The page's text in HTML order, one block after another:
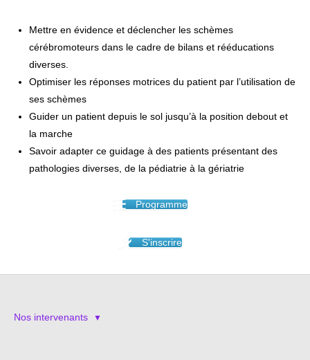
Mettre en évidence et déclencher les schèmes
cérébromoteurs dans le cadre de bilans et rééducations
diverses.
Optimiser les réponses motrices du patient par l’utilisation de
ses schèmes
Guider un patient depuis le sol jusqu’à la position debout et
la marche
Savoir adapter ce guidage à des patients présentant des
pathologies diverses, de la pédiatrie à la gériatrie
Programme
S'inscrire
Nos intervenants